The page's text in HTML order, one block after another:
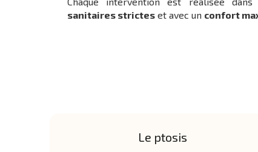
sanitaires stricteset avec un confort
Le ptosis